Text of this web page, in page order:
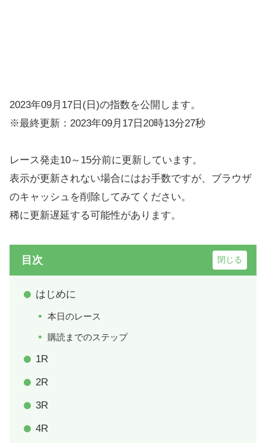
2023年09月17日(日)の指数を公開します。
※最終更新：2023年09月17日20時13分27秒
レース発走10～15分前に更新しています。
表示が更新されない場合にはお手数ですが、ブラウザ
のキャッシュを削除してみてください。
稀に更新遅延する可能性があります。
目次
はじめに
本日のレース
購読までのステップ
1R
2R
3R
4R